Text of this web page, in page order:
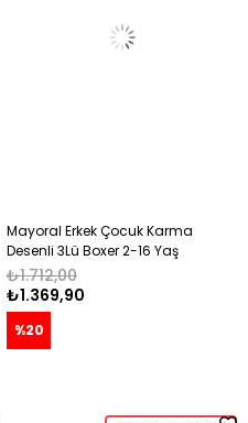
Mayoral Erkek Çocuk Karma
Desenli 3Lü Boxer 2-16 Yaş
YEŞİL
₺1.369,90
₺1.712,00
%20